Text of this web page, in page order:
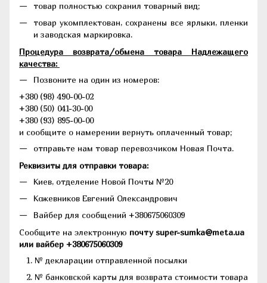
товар полностью сохранил товарный вид;
товар укомплектован, сохранены все ярлыки, пленки
и заводская маркировка.
Процедура возврата/обмена товара Надлежащего
качества:
Позвоните на один из номеров:
+380 (98) 490-00-02
+380 (50) 041-30-00
+380 (93) 895-00-00
и сообщите о намерении вернуть оплаченный товар;
отправьте нам товар перевозчиком Новая Почта.
Реквизиты для отправки товара:
Киев, отделение Новой Почты №20
Кожевников Евгений Олександрович
Вайбер для сообщений +380675060309
Сообщите на электронную почту super-sumka@meta.ua
или вайбер +380675060309
№ декларации отправленной посылки
№ банковской карты для возврата стоимости товара